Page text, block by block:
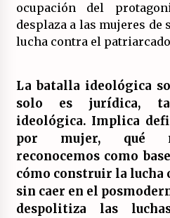
ocupación del
desplaza a las mujeres
lucha contra el
La batalla ideológica
solo es jurídica,
ideológica. Implica
por mujer, qué
reconocemos como
cómo construir la lucha
sin caer en el
despolitiza las